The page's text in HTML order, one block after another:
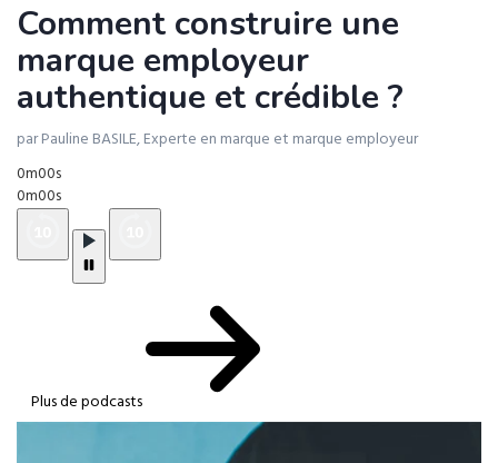
Comment construire une
marque employeur
authentique et crédible ?
par Pauline BASILE, Experte en marque et marque employeur
0m00s
0m00s
Plus de podcasts